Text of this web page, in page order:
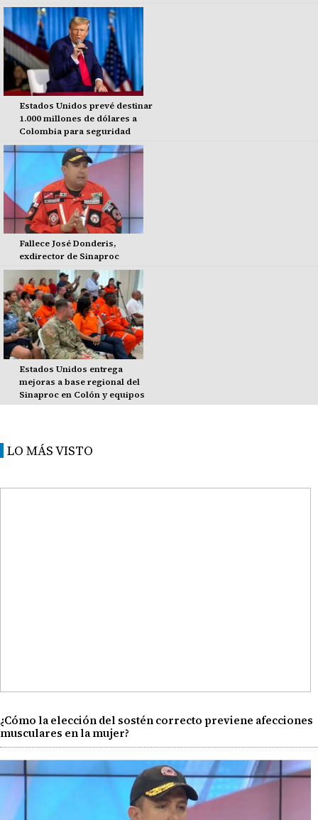
Estados Unidos prevé destinar
1.000 millones de dólares a
Colombia para seguridad
Fallece José Donderis,
exdirector de Sinaproc
Estados Unidos entrega
mejoras a base regional del
Sinaproc en Colón y equipos
LO MÁS VISTO
¿Cómo la elección del sostén correcto previene afecciones
musculares en la mujer?